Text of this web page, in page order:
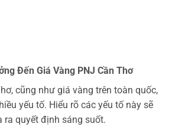
Đến Giá Vàng PNJ Cần Thơ
cũng như giá vàng trên toàn quốc,
yếu tố. Hiểu rõ các yếu tố này sẽ
quyết định sáng suốt.